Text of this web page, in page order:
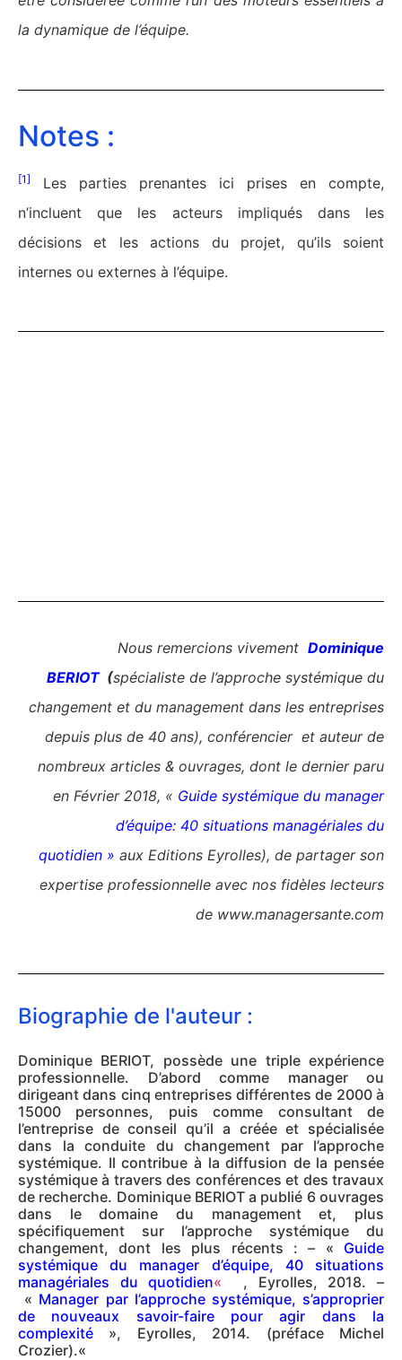
la dynamique de l’équipe.
Notes :
[1]
Les parties prenantes ici prises en compte,
n’incluent que les acteurs impliqués dans les
décisions et les actions du projet, qu’ils soient
internes ou externes à l’équipe.
Nous remercions vivement Dominique
BERIOT(spécialiste de l’approche systémique du
changement et du management dans les entreprises
depuis plus de 40 ans), conférencier et auteur de
nombreux articles & ouvrages, dont le dernier paru
en Février 2018, « Guide systémique du manager
d’équipe: 40 situations managériales du
quotidien » aux Editions Eyrolles), de partager son
expertise professionnelle avec nos fidèles lecteurs
de www.managersante.com
Biographie de l'auteur :
Dominique BERIOT, possède une triple expérience
professionnelle. D’abord comme manager ou
dirigeant dans cinq entreprises différentes de 2000 à
15000 personnes, puis comme consultant de
l’entreprise de conseil qu’il a créée et spécialisée
dans la conduite du changement par l’approche
systémique. Il contribue à la diffusion de la pensée
systémique à travers des conférences et des travaux
de recherche. Dominique BERIOT a publié 6 ouvrages
dans le domaine du management et, plus
spécifiquement sur l’approche systémique du
changement, dont les plus récents :– « Guide
systémique du manager d’équipe, 40 situations
managériales du quotidien«
, Eyrolles, 2018. –
« Manager par l’approche systémique, s’approprier
de nouveaux savoir-faire pour agir dans la
complexité », Eyrolles, 2014. (préface Michel
Crozier).«